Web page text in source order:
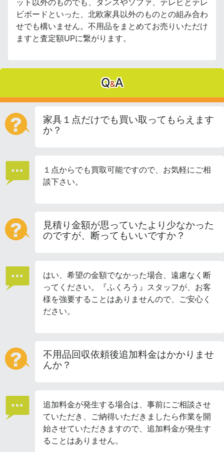
ット以外のものでも、タンスやソファ、テレビとテレ
ビボードといった、北欧家具以外のものとの組み合わ
せでも構いません。不用品をまとめてお売りいただけ
ますと査定額UPに繋がります。
Q&A
家具１点だけでも買い取ってもらえます
か？
１点からでも買取可能ですので、お気軽にご相
談下さい。
見積り金額が思っていたより少なかった
のですが、断ってもいいですか？
はい、希望の金額でなかった場合、遠慮なく断
ってください。『ふくろう』スタッフが、お客
様を強要することはありませんので、ご安心く
ださい。
不用品回収依頼後追加料金はかかりませ
んか？
追加料金が発生する場合は、事前にご相談させ
ていただき、ご納得いただきましたら作業を開
始させていただきますので、追加料金が発生す
ることはありません。